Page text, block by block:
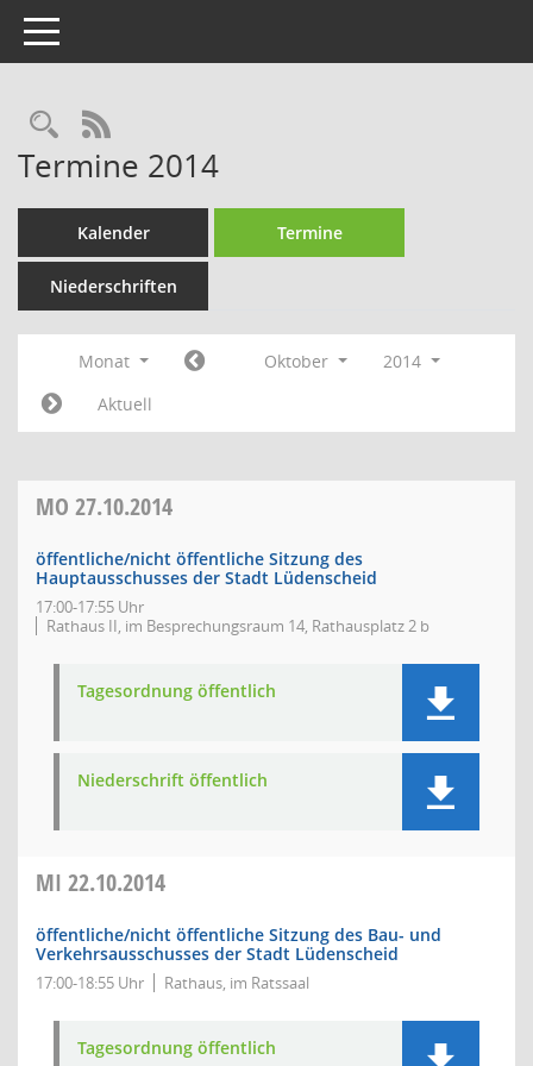
Toggle navigation
Rechercheauswahl
RSS-Feed
Termine 2014
Kalender Termine
Niederschriften
Monat Oktober
2014
Aktuell
MO 27.10.2014
öffentliche/nicht öffentliche Sitzung des
Hauptausschusses der Stadt Lüdenscheid
17:00-17:55 Uhr
Rathaus II, im Besprechungsraum 14, Rathausplatz 2 b
Tagesordnung öffentlich
Niederschrift öffentlich
MI 22.10.2014
öffentliche/nicht öffentliche Sitzung des Bau- und
Verkehrsausschusses der Stadt Lüdenscheid
17:00-18:55 Uhr Rathaus, im Ratssaal
Tagesordnung öffentlich